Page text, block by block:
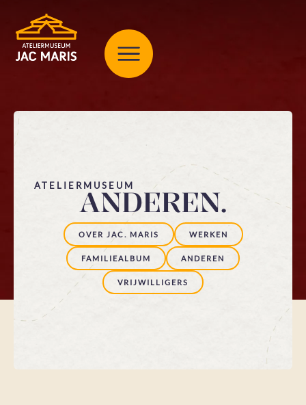
ATELIERMUSEUM
ANDEREN.
OVER JAC. MARIS WERKEN
FAMILIEALBUM ANDEREN
VRIJWILLIGERS